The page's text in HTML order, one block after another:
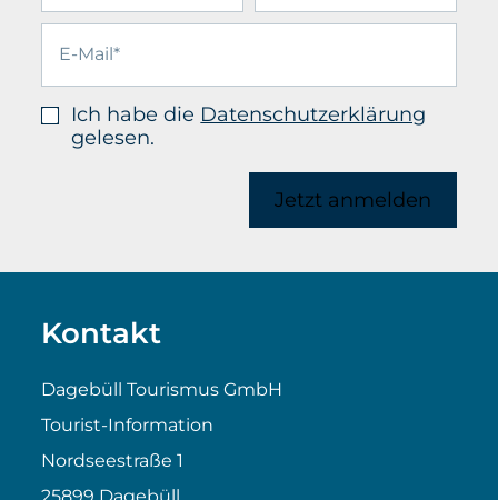
Ich habe die Datenschutzerklärung
gelesen.
Jetzt anmelden
Kontakt
Dagebüll Tourismus GmbH
Tourist-Information
Nordseestraße 1
25899 Dagebüll